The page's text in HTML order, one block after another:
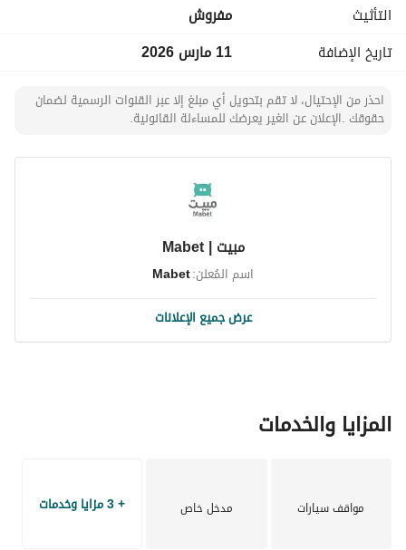
التأثيث
مفروش
تاريخ الإضافة
11 مارس 2026
احذر من الإحتيال، لا تقم بتحويل أي مبلغ إلا عبر القنوات الرسمية لضمان
حقوقك .الإعلان عن الغير يعرضك للمساءلة القانونية.
مبيت | Mabet
اسم المُعلن:Mabet
عرض جميع الإعلانات
المزايا والخدمات
مواقف سيارات مدخل خاص + 3 مزايا وخدمات